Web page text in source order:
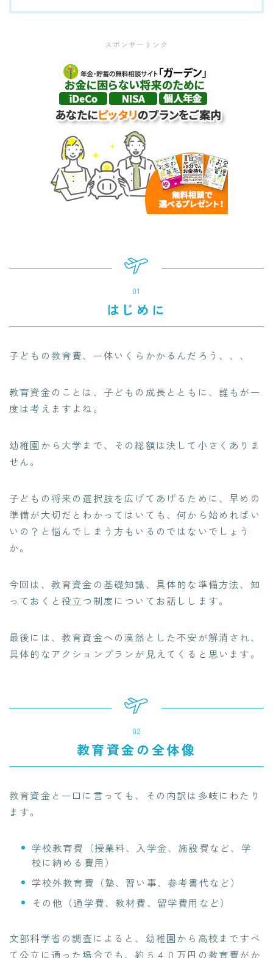
スポンサーリンク
01
はじめに
子どもの教育費、一体いくらかかるんだろう、、、
教育資金のことは、子どもの成長とともに、誰もが一
度は考えますよね。
幼稚園から大学まで、その総額は決して小さくありま
せん。
子どもの将来の選択肢を広げてあげるために、早めの
準備が大切だとわかってはいても、何から始めればい
いの？と悩んでしまう方もいるのではないでしょう
か。
今回は、教育資金の基礎知識、具体的な準備方法、知
っておくと役立つ制度についてお話しします。
最後には、教育資金への漠然とした不安が解消され、
具体的なアクションプランが見えてくると思います。
02
教育資金の全体像
教育資金と一口に言っても、その内訳は多岐にわたり
ます。
学校教育費（授業料、入学金、施設費など、学
校に納める費用）
学校外教育費（塾、習い事、参考書代など）
その他（通学費、教材費、留学費用など）
文部科学省の調査によると、幼稚園から高校まですべ
て公立に通った場合でも、約５４０万円の教育費がか